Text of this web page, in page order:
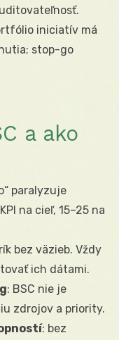
iniciatív má
stop-go
a ako
paralyzuje
na cieľ, 15–25 na
bez väzieb. Vždy
ich dátami.
: BSC nie je
zdrojov a priority.
: bez